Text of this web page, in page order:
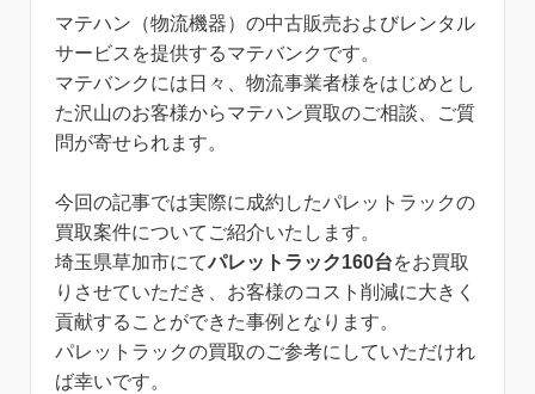
マテハン（物流機器）の中古販売およびレンタル
サービスを提供するマテバンクです。
マテバンクには日々、物流事業者様をはじめとし
た沢山のお客様からマテハン買取のご相談、ご質
問が寄せられます。
今回の記事では実際に成約したパレットラックの
買取案件についてご紹介いたします。
埼玉県草加市にてパレットラック160台をお買取
りさせていただき、お客様のコスト削減に大きく
貢献することができた事例となります。
パレットラックの買取のご参考にしていただけれ
ば幸いです。